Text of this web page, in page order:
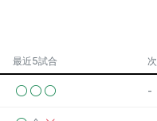
最近5試合 次
-